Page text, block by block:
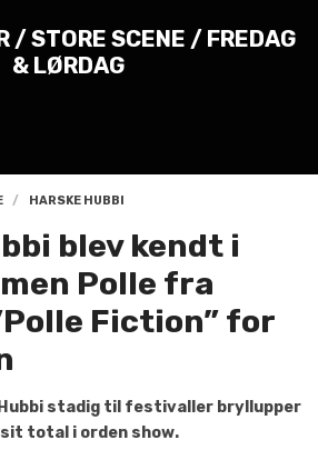
/ STORE SCENE / FREDAG
& LØRDAG
HARSKE HUBBI
blev kendt i
Polle fra
Fiction” for
Hubbi stadig til festivaller bryllupper
total i orden show.